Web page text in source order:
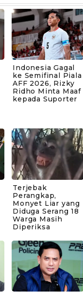
Indonesia Gagal
ke Semifinal Piala
AFF 2026, Rizky
Ridho Minta Maaf
kepada Suporter
Terjebak
Perangkap,
Monyet Liar yang
Diduga Serang 18
Warga Masih
Diperiksa